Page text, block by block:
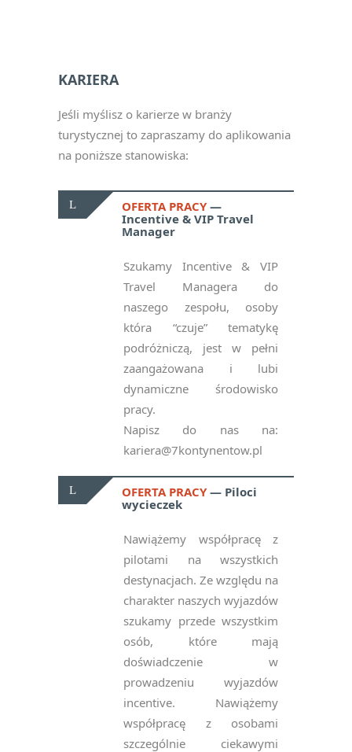
KARIERA
Jeśli myślisz o karierze w branży
turystycznej to zapraszamy do aplikowania
na poniższe stanowiska:
OFERTA PRACY
Incentive & VIP Travel
Manager
Szukamy Incentive & VIP
Travel Managera do
naszego zespołu, osoby
która “czuje” tematykę
podróżniczą, jest w pełni
zaangażowana i lubi
dynamiczne środowisko
pracy.
Napisz do nas na:
kariera@7kontynentow.pl
OFERTA PRACY
Piloci
wycieczek
Nawiążemy współpracę z
pilotami na wszystkich
destynacjach. Ze względu na
charakter naszych wyjazdów
szukamy przede wszystkim
osób, które mają
doświadczenie w
prowadzeniu wyjazdów
incentive. Nawiążemy
współpracę z osobami
szczególnie ciekawymi